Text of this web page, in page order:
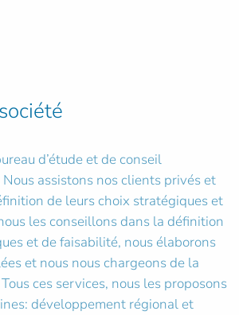
d’étude et de conseil
assistons nos clients privés et
de leurs choix stratégiques et
les conseillons dans la définition
et de faisabilité, nous élaborons
et nous nous chargeons de la
ces services, nous les proposons
développement régional et